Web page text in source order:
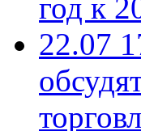
год к
22.07